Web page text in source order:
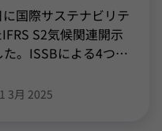
国際サステナビリテ
S2気候関連開示
。ISSBによる4つ…
3月 2025